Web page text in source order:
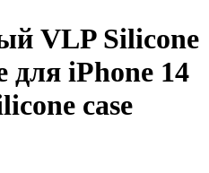
VLP Silicone
для iPhone 14
case